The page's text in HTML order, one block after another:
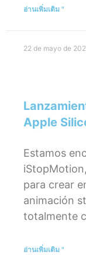
อ่านเพิ่มเติม "
22 de mayo de
Apple
Estamos
para crear
animación
totalmente
อ่านเพิ่มเติม "